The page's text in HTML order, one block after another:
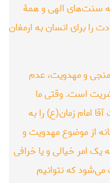
به سنت‌های الهی و همۀ
برای انسان به ارمغان
منجی و مهدویت، عدم
است. وقتی ما
امام زمان‌(ع) را به
از موضوع مهدویت و
یک امر خیالی و یا خرافی
که نتوانیم